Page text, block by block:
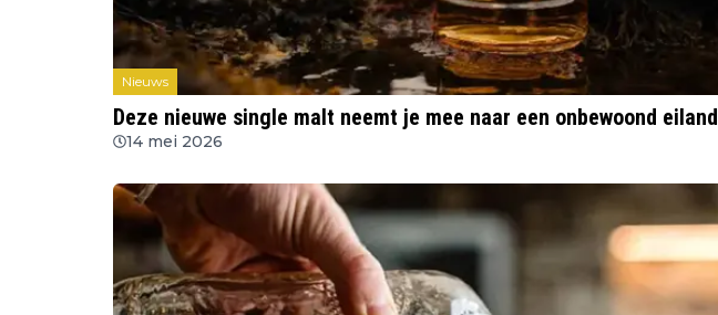
Nieuws
Deze nieuwe single malt neemt je mee naar een onbewoond eiland
14 mei 2026